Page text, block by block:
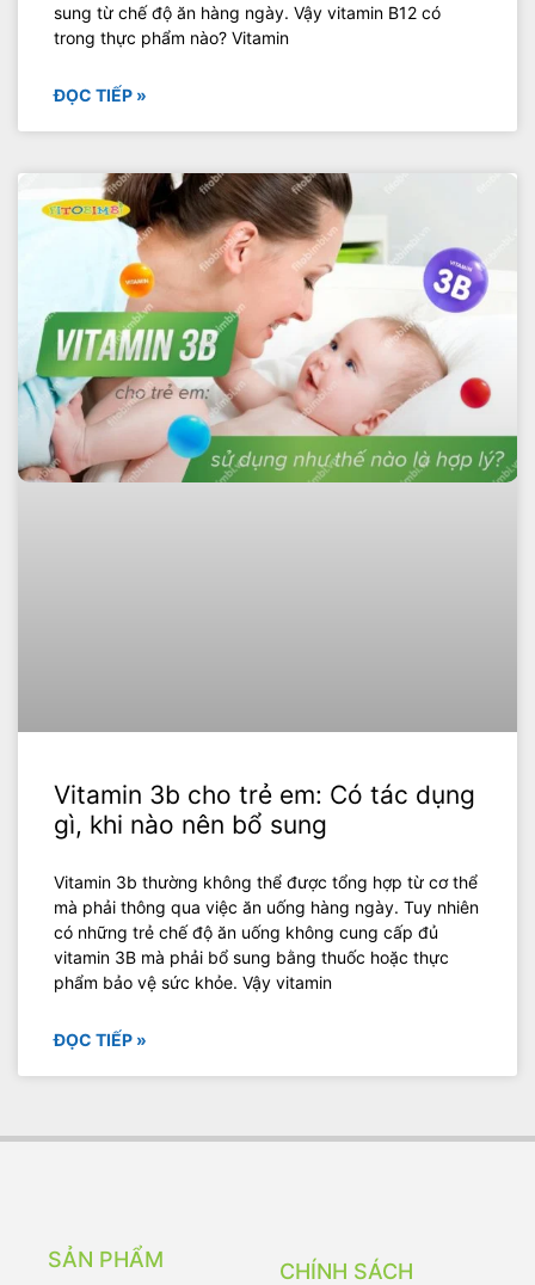
sung từ chế độ ăn hàng ngày. Vậy vitamin B12 có
trong thực phẩm nào? Vitamin
ĐỌC TIẾP »
Vitamin 3b cho trẻ em: Có tác dụng
gì, khi nào nên bổ sung
‍Vitamin 3b thường không thể được tổng hợp từ cơ thể
mà phải thông qua việc ăn uống hàng ngày. Tuy nhiên
có những trẻ chế độ ăn uống không cung cấp đủ
vitamin 3B mà phải bổ sung bằng thuốc hoặc thực
phẩm bảo vệ sức khỏe. Vậy vitamin
ĐỌC TIẾP »
SẢN PHẨM CHÍNH SÁCH